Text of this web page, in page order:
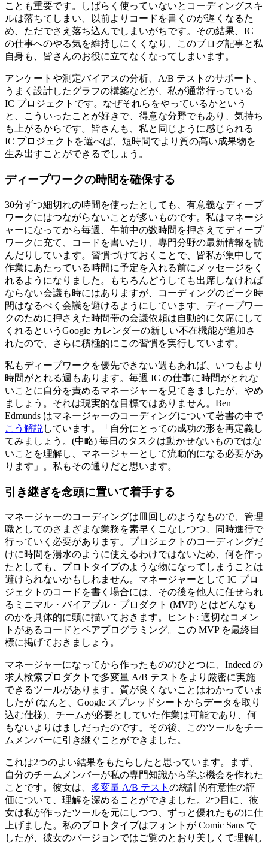
ことも重要です。しばらく使っていないとコーディングスキ
ルは落ちてしまい、以前よりコードを書くのが遅くなるた
め、ただでさえ落ち込んでしまいがちです。その結果、IC
の仕事へのやる気を維持しにくくなり、このブログ記事と私
自身も、皆さんのお役に立てなくなってしまいます。
アンケートや測定バイアスの分析、A/B テストのサポート、
うまく設計したグラフの構築などが、私が通常行っている
IC プロジェクトです。なぜそれらをやっているかという
と、こういったことが好きで、得意な分野でもあり、気持ち
も上がるからです。皆さんも、私と同じように感じられる
IC プロジェクトを選べば、短時間でより質の高い成果物を
生み出すことができるでしょう。
ディープワークの時間を確保する
30分ずつ細切れの時間を使ったとしても、有意義なディープ
ワークにはつながらないことが多いものです。私はマネージ
ャーになってから毎週、午前中の数時間を押さえてディープ
ワークに充て、コードを書いたり、専門分野の最新情報を読
んだりしています。習慣づけておくことで、皆私が集中して
作業にあたっている時間に予定を入れる前にメッセージをく
れるようになりました。もちろんどうしても出席しなければ
ならない会議も時にはありますが、コーディングのピーク時
間はなるべく会議を避けるようにしています。ディープワー
クのために押さえた時間帯の会議依頼は自動的に欠席にして
くれるというGoogle カレンダーの新しい不在機能が追加さ
れたので、さらに積極的にこの習慣を実行しています。
私もディープワークを優先できない週もあれば、いつもより
時間がとれる週もあります。毎週 IC の仕事に時間がとれな
いことに自分を責めるマネージャーを見てきましたが、やめ
ましょう。それは現実的な目標ではありません。Ben
Edmunds はマネージャーのコーディングについて著書の中で
こう解説 しています。「自分にとっての成功の形を再定義し
てみましょう。(中略) 毎日のタスクは動かせないものではな
いことを理解し、マネージャーとして流動的になる必要があ
ります」。私もその通りだと思います。
引き継ぎを念頭に置いて着手する
マネージャーのコーディングは皿回しのようなもので、管理
職としてのさまざまな業務を素早くこなしつつ、同時進行で
行っていく必要があります。プロジェクトのコーディングだ
けに時間を湯水のように使えるわけではないため、何を作っ
たとしても、プロトタイプのような物になってしまうことは
避けられないかもしれません。マネージャーとして IC プロ
ジェクトのコードを書く場合には、その後を他人に任せられ
るミニマル・バイアブル・プロダクト (MVP) とはどんなも
のかを具体的に頭に描いておきます。ヒント: 適切なコメン
トがあるコードとペアプログラミング。この MVP を最終目
標に掲げておきましょう。
マネージャーになってから作ったもののひとつに、Indeed の
求人検索プロダクトで多変量 A/B テストをより厳密に実施
できるツールがあります。質が良くないことはわかっていま
したが (なんと、Google スプレッドシートからデータを取り
込む仕様)、チームが必要としていた作業は可能であり、何
もないよりはましだったのです。その後、このツールをチー
ムメンバーに引き継ぐことができました。
これは2つのよい結果をもたらしたと思っています。まず、
自分のチームメンバーが私の専門知識から学ぶ機会を作れた
ことです。彼女は、 多変量 A/B テスト の統計的有意性の評
価について、理解を深めることができました。2つ目に、彼
女は私が作ったツールを元にしつつ、ずっと優れたものに仕
上げました。私のプロトタイプはフォントが Comic Sans で
したが、彼女のバージョンではご覧のとおり美しくて理解し